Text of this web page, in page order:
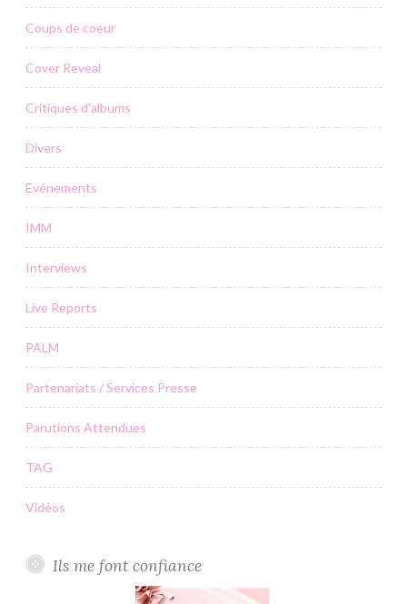
Coups de coeur
Cover Reveal
Critiques d'albums
Divers
Evénements
IMM
Interviews
Live Reports
PALM
Partenariats / Services Presse
Parutions Attendues
TAG
Vidéos
Ils me font confiance